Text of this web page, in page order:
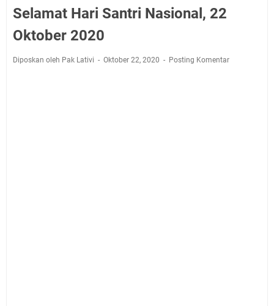
Selamat Hari Santri Nasional, 22
Oktober 2020
Diposkan oleh Pak Lativi Oktober 22, 2020 Posting Komentar